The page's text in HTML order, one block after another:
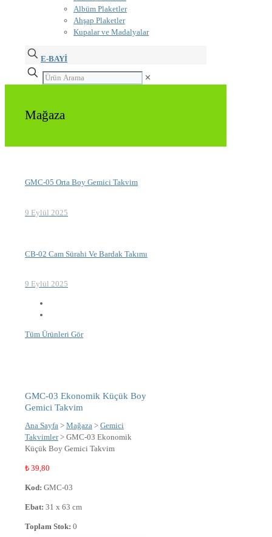
Albüm Plaketler
Ahşap Plaketler
Kupalar ve Madalyalar
E-BAYİ
✕
Mağaza
GMC-05 Orta Boy Gemici Takvim
9 Eylül 2025
CB-02 Cam Sürahi Ve Bardak Takımı
9 Eylül 2025
Tüm Ürünleri Gör
GMC-03 Ekonomik Küçük Boy
Gemici Takvim
Ana Sayfa > Mağaza > Gemici
Takvimler> GMC-03 Ekonomik
Küçük Boy Gemici Takvim
₺ 39,80
Kod: GMC-03
Ebat: 31 x 63 cm
Toplam Stok: 0